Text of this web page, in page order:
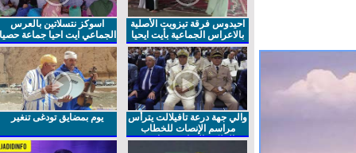
احيدوس فرقة تيزويت الأصلية
بالاعراس الجماعية بأيت ايحيا
اسوكز نتسلاتين بالعرس
الجماعي ايت احيا جماعة حصيا
والي جهة درعة تافيلالت يترأس
مراسم الإنصات للخطاب
الملكي السامي بمناسبة
يوم بمضايق تودغى تنغير